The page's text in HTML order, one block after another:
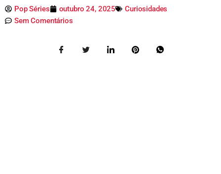
Pop Séries outubro 24, 2025
Curiosidades
Sem Comentários